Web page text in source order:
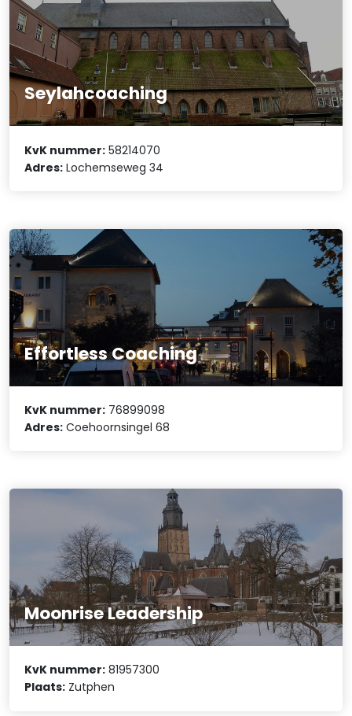
Seylahcoaching
KvK nummer: 58214070
Adres: Lochemseweg 34
Effortless Coaching
KvK nummer: 76899098
Adres: Coehoornsingel 68
Moonrise Leadership
KvK nummer: 81957300
Plaats: Zutphen